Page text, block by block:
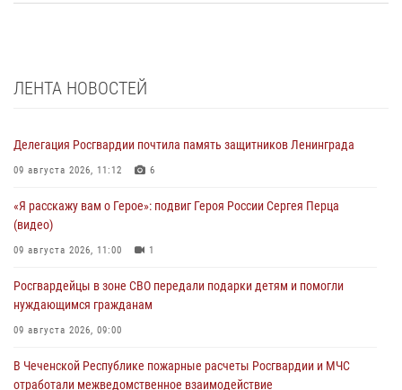
ЛЕНТА НОВОСТЕЙ
Делегация Росгвардии почтила память защитников Ленинграда
09 августа 2026, 11:12 6
«Я расскажу вам о Герое»: подвиг Героя России Сергея Перца
(видео)
09 августа 2026, 11:00 1
Росгвардейцы в зоне СВО передали подарки детям и помогли
нуждающимся гражданам
09 августа 2026, 09:00
В Чеченской Республике пожарные расчеты Росгвардии и МЧС
отработали межведомственное взаимодействие